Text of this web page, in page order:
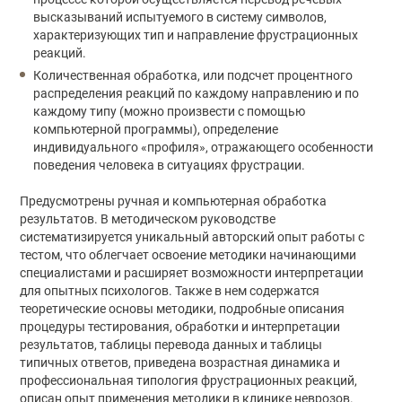
высказываний испытуемого в систему символов,
характеризующих тип и направление фрустрационных
реакций.
Количественная обработка, или подсчет процентного
распределения реакций по каждому направлению и по
каждому типу (можно произвести с помощью
компьютерной программы), определение
индивидуального «профиля», отражающего особенности
поведения человека в ситуациях фрустрации.
Предусмотрены ручная и компьютерная обработка
результатов. В методическом руководстве
систематизируется уникальный авторский опыт работы с
тестом, что облегчает освоение методики начинающими
специалистами и расширяет возможности интерпретации
для опытных психологов. Также в нем содержатся
теоретические основы методики, подробные описания
процедуры тестирования, обработки и интерпретации
результатов, таблицы перевода данных и таблицы
типичных ответов, приведена возрастная динамика и
профессиональная типология фрустрационных реакций,
описан опыт применения методики в клинике неврозов.